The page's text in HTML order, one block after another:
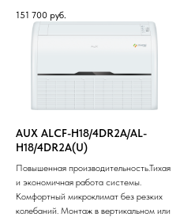
151 700 руб.
AUX ALCF-H18/4DR2A/AL-
H18/4DR2A(U)
Повышенная производительность.Тихая
и экономичная работа системы.
Комфортный микроклимат без резких
колебаний. Монтаж в вертикальном или